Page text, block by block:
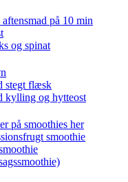
på 10 min
og spinat
stegt flæsk
kylling og hytteost
på smoothies her
smoothie